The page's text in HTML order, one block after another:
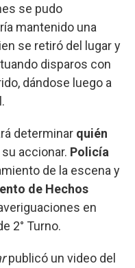
se pudo
mantenido una
se retiró del lugar y
disparos con
dándose luego a
determinar quién
accionar. Policía
de la escena y
de Hechos
en
2° Turno.
publicó un video del